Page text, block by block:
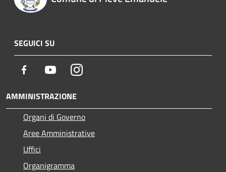
SEGUICI SU
Facebook YoutubeInstagram
AMMINISTRAZIONE
Organi di Governo
Aree Amministrative
Uffici
Organigramma